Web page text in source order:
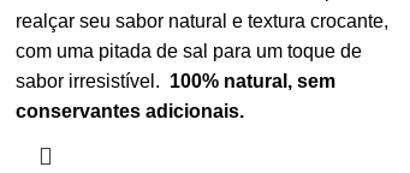
realçar seu sabor natural e textura crocante,
com uma pitada de sal para um toque de
sabor irresistível. 100% natural, sem
conservantes adicionais.